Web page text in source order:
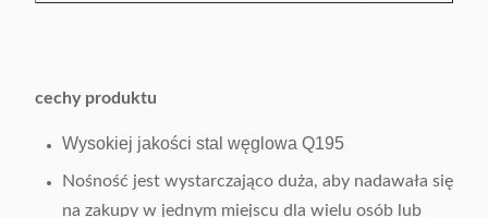
cechy produktu
Wysokiej jakości stal węglowa Q195
Nośność jest wystarczająco duża, aby nadawała się
na zakupy w jednym miejscu dla wielu osób lub